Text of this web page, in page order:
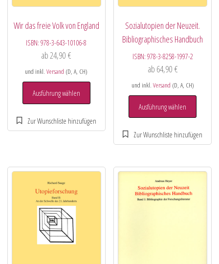
Wir das freie Volk von England
ISBN:978-3-643-10106-8
ab24,90€
und inkl.Versand (D, A, CH)
Ausführung wählen
Sozialutopien der Neuzeit.
Bibliographisches Handbuch
ISBN: 978-3-8258-1997-2
ab 64,90 €
und inkl. Versand (D, A, CH)
Ausführung wählen